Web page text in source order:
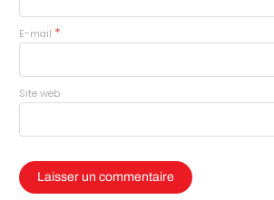
E-mail *
Site web